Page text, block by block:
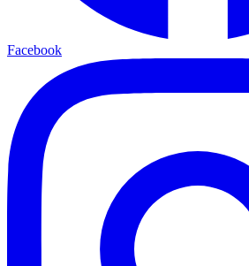
Facebook